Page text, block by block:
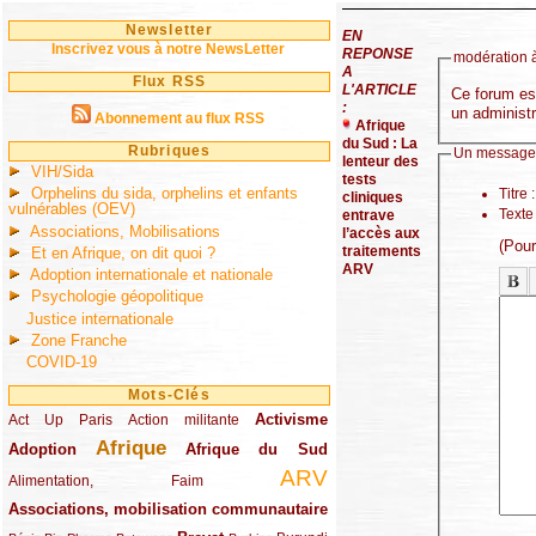
Newsletter
Inscrivez vous à notre NewsLetter
Flux RSS
Abonnement au flux RSS
Rubriques
VIH/Sida
Orphelins du sida, orphelins et enfants
vulnérables (OEV)
Associations, Mobilisations
Et en Afrique, on dit quoi ?
Adoption internationale et nationale
Psychologie géopolitique
Justice internationale
Zone Franche
COVID-19
Mots-Clés
Act Up Paris
(49/289) Action militante
(32/289) Activisme
(73/289)
Adoption
(82/289) Afrique
(161/289) Afrique du Sud
(73/289)
Alimentation, Faim
(48/289) ARV
(203/289)
Associations, mobilisation communautaire
(65/289)
EN
REPONSE
A
L'ARTICLE
:
Afrique
du Sud : La
lenteur des
tests
cliniques
entrave
l’accès aux
traitements
ARV
modération
Ce forum
un
Un
Titre :